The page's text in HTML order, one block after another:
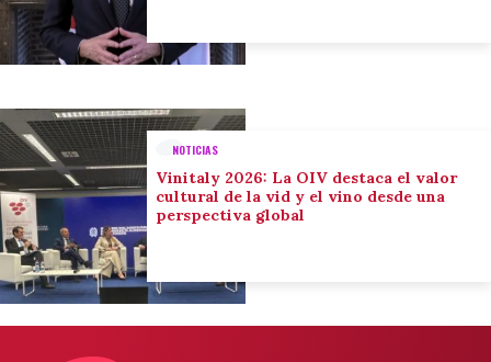
NOTICIAS
Vinitaly 2026: La OIV destaca el valor
cultural de la vid y el vino desde una
perspectiva global